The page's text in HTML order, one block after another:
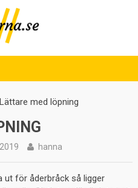
Lättare med löpning
hanna
ut för åderbråck så ligger